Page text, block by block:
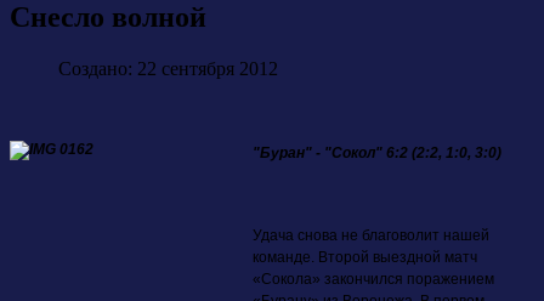
Снесло волной
Создано: 22 сентября 2012
"Буран" - "Сокол" 6:2 (2:2, 1:0, 3:0)
Удача снова не благоволит нашей
команде. Второй выездной матч
«Сокола» закончился поражением